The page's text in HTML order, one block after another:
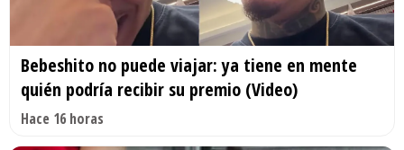
Bebeshito no puede viajar: ya tiene en mente
quién podría recibir su premio (Video)
Hace 16 horas